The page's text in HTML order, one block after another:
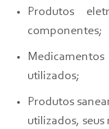
Produtos
componentes;
utilizados;
Produtos
utilizados, seus